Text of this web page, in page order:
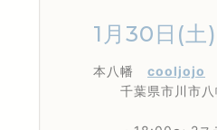
1月30日(土)
本八幡 cooljojo
千葉県市川市八